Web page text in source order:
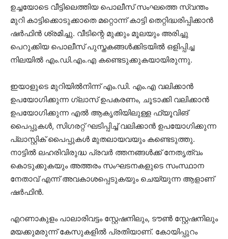
ഉച്ചയോടെ വീട്ടിലെത്തിയ പൊലീസ് സംഘത്തെ സ്വന്തം
മുറി കാട്ടിക്കൊടുക്കാതെ മറ്റൊന്ന് കാട്ടി തെറ്റിദ്ധരിപ്പിക്കാന്‍
ഷര്‍ഫിന്‍ ശ്രമിച്ചു. വീടിന്റെ മുക്കും മൂലയും അരിച്ചു
പെറുക്കിയ പൊലീസ് പുസ്തകങ്ങള്‍ക്കിടയില്‍ ഒളിപ്പിച്ച
നിലയില്‍ എം.ഡി.എം.എ കണ്ടെടുക്കുകയായിരുന്നു.
ഇയാളുടെ മുറിയില്‍നിന്ന് എം.ഡി. എം.എ വലിക്കാന്‍
ഉപയോഗിക്കുന്ന ഗ്ലാസ് ഉപകരണം, ചൂടാക്കി വലിക്കാന്‍
ഉപയോഗിക്കുന്ന എല്‍ ആകൃതിയിലുള്ള ഫ്യൂവിങ്
പൈപ്പുകള്‍, സിഗരറ്റ് ഘടിപ്പിച്ച് വലിക്കാന്‍ ഉപയോഗിക്കുന്ന
പ്ലാസ്റ്റിക് പൈപ്പുകള്‍ മുതലായവയും കണ്ടെടുത്തു.
നാട്ടില്‍ ലഹരിവിരുദ്ധ പ്രവര്‍ ത്തനങ്ങള്‍ക്ക് നേതൃത്വം
കൊടുക്കുകയും അത്തരം സംഘടനകളുടെ സംസ്ഥാന
നേതാവ് എന്ന് അവകാശപ്പെടുകയും ചെയ്യുന്ന ആളാണ്
ഷര്‍ഫിന്‍.
എറണാകുളം പാലാരിവട്ടം സ്റ്റേഷനിലും, ടൗണ്‍ സ്റ്റേഷനിലും
മയക്കുമരുന്ന് കേസുകളില്‍ പ്രതിയാണ്. കോയിപ്പുറം